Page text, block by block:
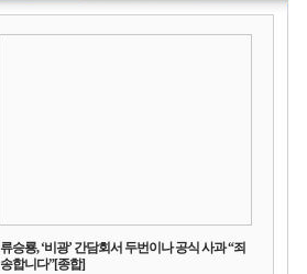
류승룡, ‘비광’ 간담회서 두번이나 공식 사과 “죄
송합니다”[종합]